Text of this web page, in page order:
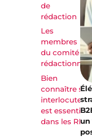
de
rédaction
Les
membres
du comité
rédactionnel
Bien
connaître ses
est essentiel
dans les RPun